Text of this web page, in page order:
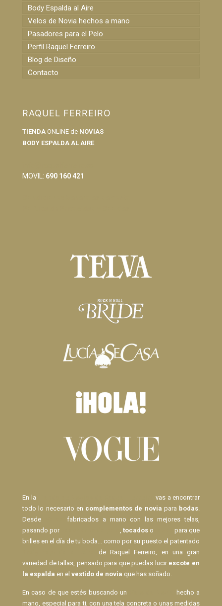
Body Espalda al Aire
Velos de Novia hechos a mano
Pasadores para el Pelo
Perfil Raquel Ferreiro
Blog de Diseño
Contacto
RAQUEL FERREIRO
TIENDA ONLINE de NOVIAS
BODY ESPALDA AL AIRE
MOVIL: 690 160 421
En la
vas a encontrar
todo lo necesario en complementos de novia para bodas.
Desde
fabricados a mano con las mejores telas,
pasando por
,tocados o
para que
brilles en el día de tu boda... como por su puesto el patentado
de Raquel Ferreiro, en una gran
variedad de tallas, pensado para que puedas lucir escote en
la espalda en el vestido de novia que has soñado.
En caso de que estés buscando un
hecho a
mano, especial para ti, con una tela concreta o unas medidas